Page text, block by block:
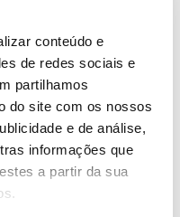
conteúdo e
de redes sociais e
partilhamos
do site com os nossos
e de análise,
informações que
a partir da sua
elementos de
fotográfico.